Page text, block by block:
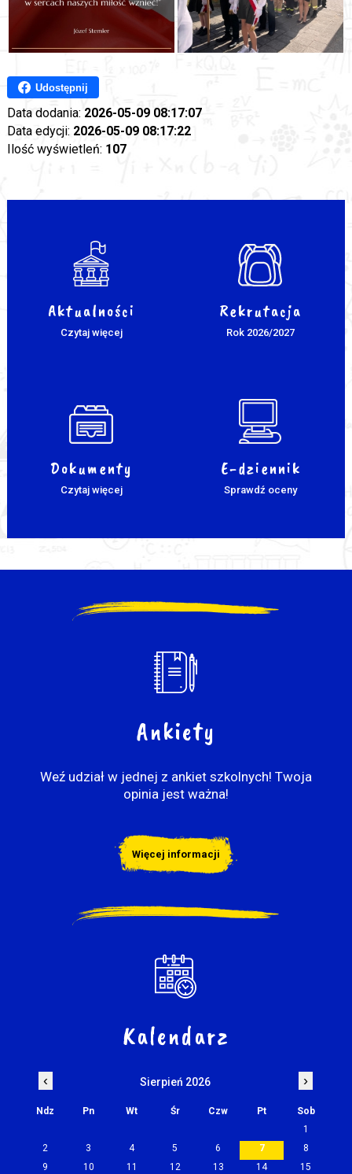
Udostępnij
Data dodania: 2026-05-09 08:17:07
Data edycji: 2026-05-09 08:17:22
Ilość wyświetleń: 107
Aktualności
Czytaj więcej
Rekrutacja
Rok 2026/2027
Dokumenty
Czytaj więcej
E-dziennik
Sprawdź oceny
Ankiety
Weź udział w jednej z ankiet szkolnych! Twoja
opinia jest ważna!
Więcej informacji
Kalendarz
‹ Sierpień 2026 ›
Ndz Pn Wt Śr Czw Pt
Sob
1
2
3 4 5 6 7
8
9
10 11 12 13 14
15